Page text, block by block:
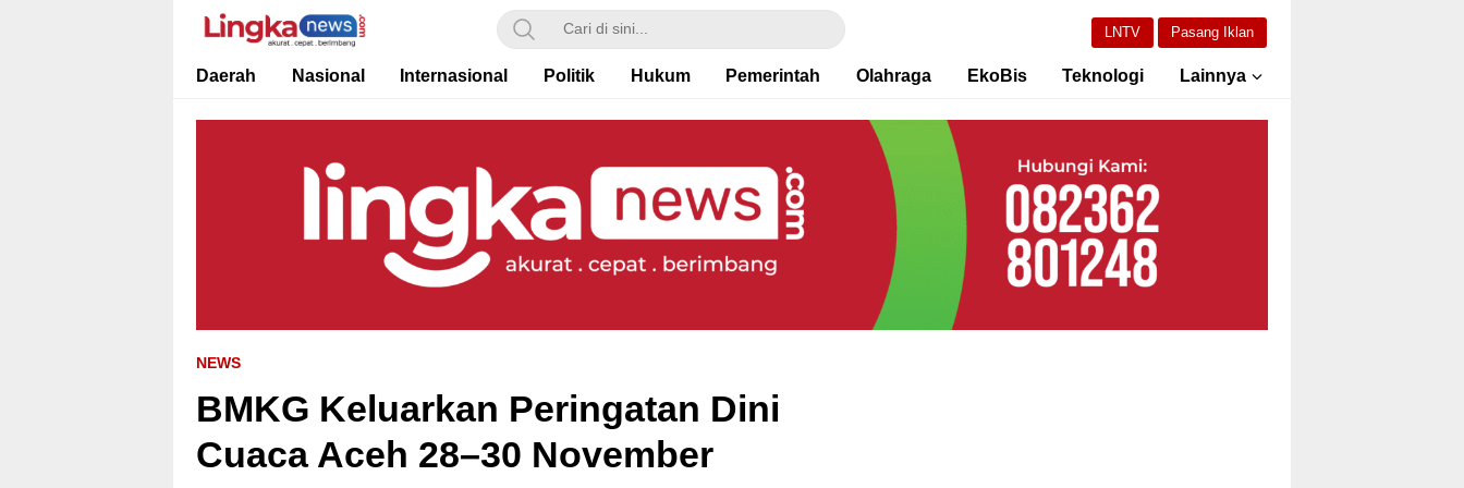
Lingkanews
Akurat. Cepat & Berimbang
LNTV Pasang Iklan
Daerah Nasional Internasional Politik Hukum Pemerintah Olahraga EkoBis Teknologi Lainnya
NEWS
BMKG Keluarkan Peringatan Dini
Cuaca Aceh 28–30 November